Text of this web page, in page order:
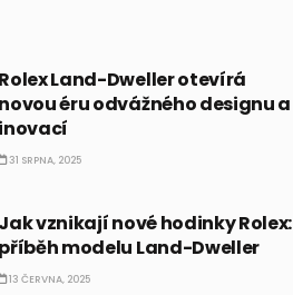
Rolex Land-Dweller otevírá
novou éru odvážného designu a
inovací
31 SRPNA, 2025
Jak vznikají nové hodinky Rolex:
příběh modelu Land-Dweller
13 ČERVNA, 2025